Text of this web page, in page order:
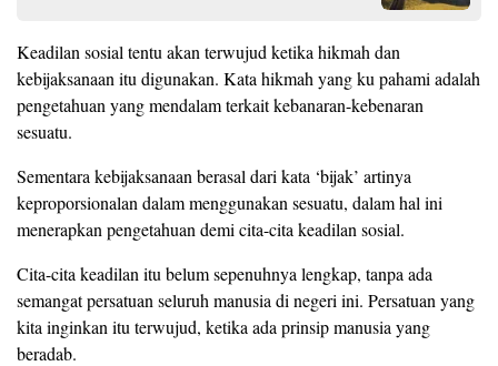
Keadilan sosial tentu akan terwujud ketika hikmah dan
kebijaksanaan itu digunakan. Kata hikmah yang ku pahami adalah
pengetahuan yang mendalam terkait kebanaran-kebenaran
sesuatu.
Sementara kebijaksanaan berasal dari kata ‘bijak’ artinya
keproporsionalan dalam menggunakan sesuatu, dalam hal ini
menerapkan pengetahuan demi cita-cita keadilan sosial.
Cita-cita keadilan itu belum sepenuhnya lengkap, tanpa ada
semangat persatuan seluruh manusia di negeri ini. Persatuan yang
kita inginkan itu terwujud, ketika ada prinsip manusia yang
beradab.